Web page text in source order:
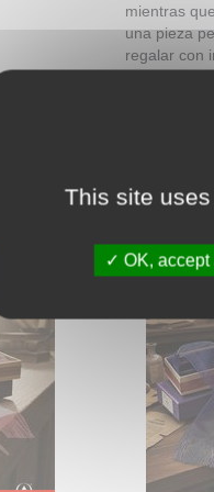
mientras
una pieza
regalar con
también pueden
con
para
en
Esta
Varita
Albus
esa
Harry
This site
OK, accept